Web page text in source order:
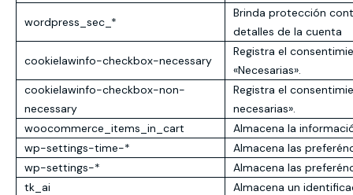
wordpress_sec_*
Brinda protección
detalles de la cuenta
cookielawinfo-checkbox-necessary
Registra el
«Necesarias».
cookielawinfo-checkbox-non-
necessary
Registra el
necesarias».
woocommerce_items_in_cart
Almacena la
wp-settings-time-*
Almacena las
wp-settings-*
Almacena las
tk_ai
Almacena un